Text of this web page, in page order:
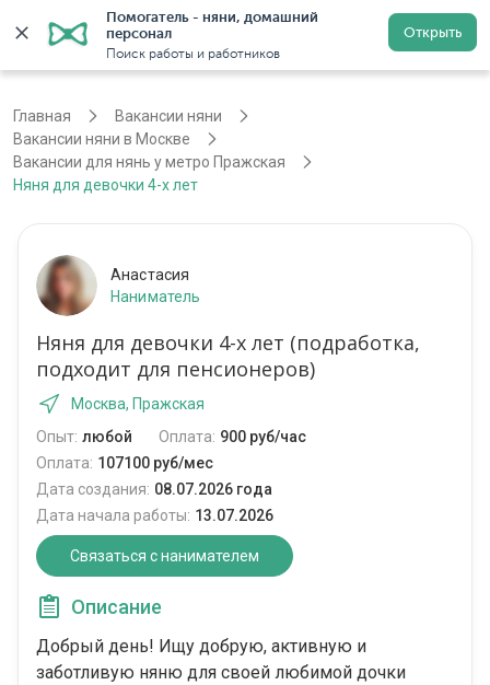
Помогатель - няни, домашний
персонал
Поиск работы и работников
Открыть
Регистрация
Главная
Вакансии няни
Вакансии няни в Москве
Вакансии для нянь у метро Пражская
Няня для девочки 4-х лет
Анастасия
Наниматель
Няня для девочки 4-х лет (подработка,
подходит для пенсионеров)
Москва, Пражская
Опыт: любой Оплата: 900 руб/час
Оплата: 107100 руб/мес
Дата создания: 08.07.2026 года
Дата начала работы: 13.07.2026
Связаться с нанимателем
Описание
Добрый день! Ищу добрую, активную и
заботливую няню для своей любимой дочки